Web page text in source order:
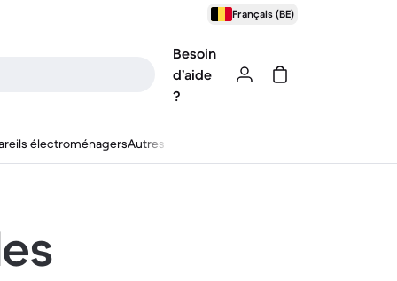
Français (BE)
Besoin
d’aide
?
électroménagersAutres